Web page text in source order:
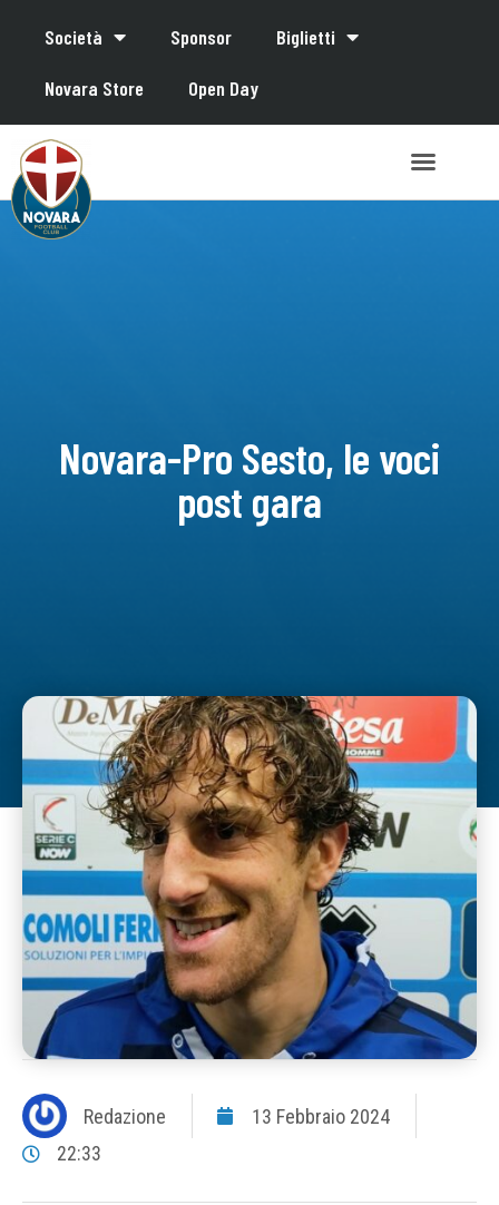
Società Sponsor Biglietti
Novara Store Open Day
Novara-Pro Sesto, le voci
post gara
Redazione
13 Febbraio 2024
22:33